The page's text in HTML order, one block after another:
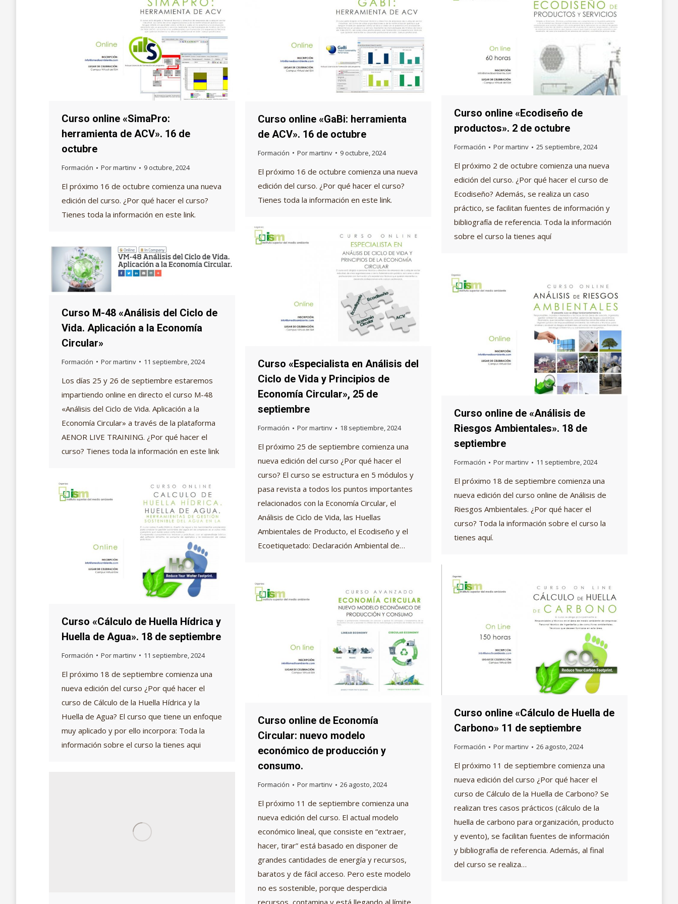
Curso online «SimaPro:
herramienta de ACV». 16 de
octubre
Formación Pormartinv 9 octubre, 2024
El próximo 16 de octubre comienza una nueva
edición del curso. ¿Por qué hacer el curso?
Tienes toda la información en este link.
Curso online «GaBi: herramienta
de ACV». 16 de octubre
Formación Pormartinv 9 octubre, 2024
El próximo 16 de octubre comienza una nueva
edición del curso. ¿Por qué hacer el curso?
Tienes toda la información en este link.
Curso online «Ecodiseño de
productos». 2 de octubre
Formación Pormartinv 25 septiembre, 2024
El próximo 2 de octubre comienza una nueva
edición del curso. ¿Por qué hacer el curso de
Ecodiseño? Además, se realiza un caso
práctico, se facilitan fuentes de información y
bibliografía de referencia. Toda la información
sobre el curso la tienes aquí
Curso «Especialista en Análisis del
Ciclo de Vida y Principios de
Economía Circular», 25 de
septiembre
Formación Pormartinv 18 septiembre, 2024
El próximo 25 de septiembre comienza una
nueva edición del curso ¿Por qué hacer el
curso? El curso se estructura en 5 módulos y
pasa revista a todos los puntos importantes
relacionados con la Economía Circular, el
Análisis de Ciclo de Vida, las Huellas
Ambientales de Producto, el Ecodiseño y el
Ecoetiquetado: Declaración Ambiental de…
Curso M-48 «Análisis del Ciclo de
Vida. Aplicación a la Economía
Circular»
Formación Pormartinv 11 septiembre, 2024
Los días 25 y 26 de septiembre estaremos
impartiendo online en directo el curso M-48
«Análisis del Ciclo de Vida. Aplicación a la
Economía Circular» a través de la plataforma
AENOR LIVE TRAINING. ¿Por qué hacer el
curso? Tienes toda la información en este link
Curso online de «Análisis de
Riesgos Ambientales». 18 de
septiembre
Formación Pormartinv 11 septiembre, 2024
El próximo 18 de septiembre comienza una
nueva edición del curso online de Análisis de
Riesgos Ambientales. ¿Por qué hacer el
curso? Toda la información sobre el curso la
tienes aquí.
Curso «Cálculo de Huella Hídrica y
Huella de Agua». 18 de septiembre
Formación Pormartinv 11 septiembre, 2024
El próximo 18 de septiembre comienza una
nueva edición del curso ¿Por qué hacer el
curso de Cálculo de la Huella Hídrica y la
Huella de Agua? El curso que tiene un enfoque
muy aplicado y por ello incorpora: Toda la
información sobre el curso la tienes aqui
Curso online «Cálculo de Huella de
Carbono» 11 de septiembre
Formación Pormartinv 26 agosto, 2024
El próximo 11 de septiembre comienza una
nueva edición del curso ¿Por qué hacer el
curso de Cálculo de la Huella de Carbono? Se
realizan tres casos prácticos (cálculo de la
huella de carbono para organización, producto
y evento), se facilitan fuentes de información
y bibliografía de referencia. Además, al final
del curso se realiza…
Curso online de Economía
Circular: nuevo modelo
económico de producción y
consumo.
Formación Pormartinv 26 agosto, 2024
El próximo 11 de septiembre comienza una
nueva edición del curso. El actual modelo
económico lineal, que consiste en “extraer,
hacer, tirar” está basado en disponer de
grandes cantidades de energía y recursos,
baratos y de fácil acceso. Pero este modelo
no es sostenible, porque desperdicia
recursos, contamina y está llegando al límite